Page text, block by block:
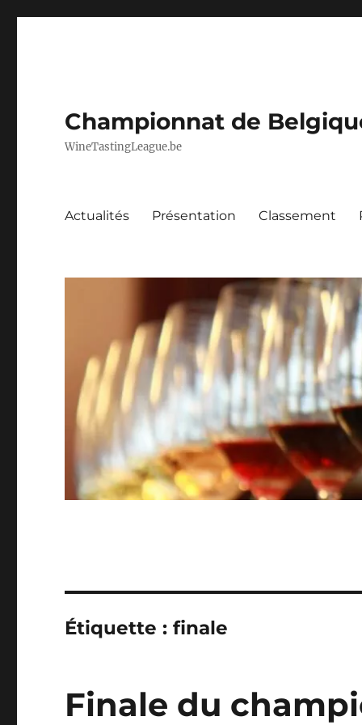
Championnat de
WineTastingLeague.be
Actualités Présentation Classement
Étiquette :finale
Finale du